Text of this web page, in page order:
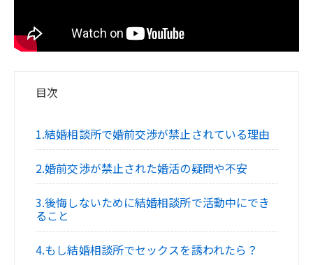
目次
1.結婚相談所で婚前交渉が禁止されている理由
2.婚前交渉が禁止された婚活の疑問や不安
3.後悔しないために結婚相談所で活動中にでき
ること
4.もし結婚相談所でセックスを誘われたら？